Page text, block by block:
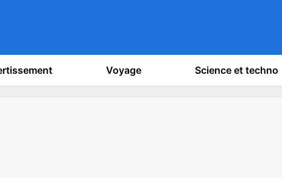
Voyage Science et techno